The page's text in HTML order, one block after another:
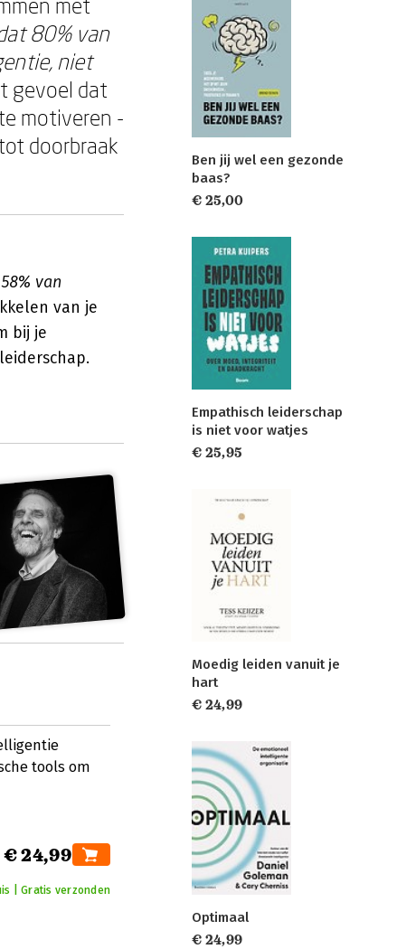
80% van
niet
gevoel dat
motiveren -
doorbraak
van
van je
bij je
tools om
€ 24,99
| Gratis verzonden
Ben jij wel een gezonde
baas?
€ 25,00
Empathisch leiderschap
is niet voor watjes
€ 25,95
Moedig leiden vanuit je
hart
€ 24,99
Optimaal
€ 24,99